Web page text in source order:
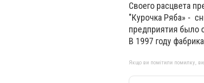
Своего расцвета
"Курочка Ряба» -
предприятия было
В 1997 году
Якщо ви помітили помилку,